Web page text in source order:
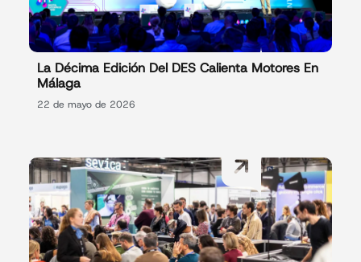
La Décima Edición Del DES Calienta Motores En
Málaga
22 de mayo de 2026